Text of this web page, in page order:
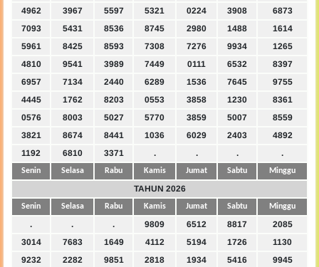
4962
3967 5597 5321 0224 3908
6873
7093
5431 8536 8745 2980 1488
1614
5961
8425 8593 7308 7276 9934
1265
4810
9541 3989 7449 0111 6532
8397
6957
7134 2440 6289 1536 7645
9755
4445
1762 8203 0553 3858 1230
8361
0576
8003 5027 5770 3859 5007
8559
3821
8674 8441 1036 6029 2403
4892
1192
6810 3371 . . . .
Senin Selasa Rabu Kamis Jumat Sabtu Minggu
TAHUN 2026
Senin Selasa Rabu Kamis Jumat Sabtu Minggu
. . . 9809 6512 8817
2085
3014
7683 1649 4112 5194 1726
1130
9232
2282 9851 2818 1934 5416
9945